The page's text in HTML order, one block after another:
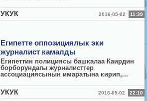
УКУК 2016-05-02 11:39
Египетте оппозициялык эки
журналист камалды
Египеттин полициясы башкалаа Каирдин
борборундагы журналисттер
ассоциациясынын имаратына кирип,...
УКУК 2016-05-02 22:10